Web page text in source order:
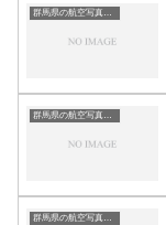
群馬県の航空写真・空中写真
群馬県の航空写真・空中写真
群馬県の航空写真・空中写真